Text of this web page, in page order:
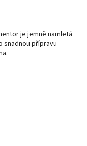
je jemně namletá
snadnou přípravu